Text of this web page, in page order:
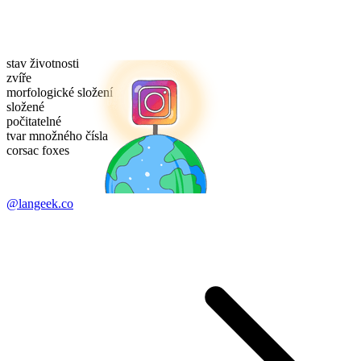
stav životnosti
zvíře
morfologické složení
složené
počitatelné
tvar množného čísla
corsac foxes
@langeek.co